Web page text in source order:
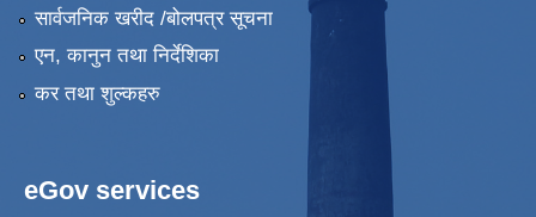
सार्वजनिक खरीद /बोलपत्र सूचना
एन, कानुन तथा निर्देशिका
कर तथा शुल्कहरु
eGov services